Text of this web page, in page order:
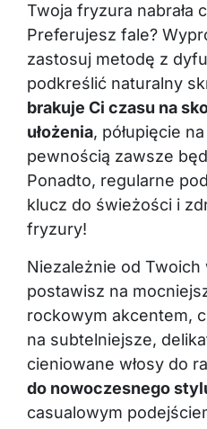
Twoja fryzura nabrała
Preferujesz fale?
zastosuj metodę z
podkreślić naturalny
brakuje Ci czasu na
ułożenia, półupięcie
pewnością zawsze
Ponadto, regularne
klucz do świeżości i
fryzury!
Niezależnie od
postawisz na
rockowym akcentem,
na subtelniejsze,
cieniowane włosy do
do nowoczesnego
casualowym